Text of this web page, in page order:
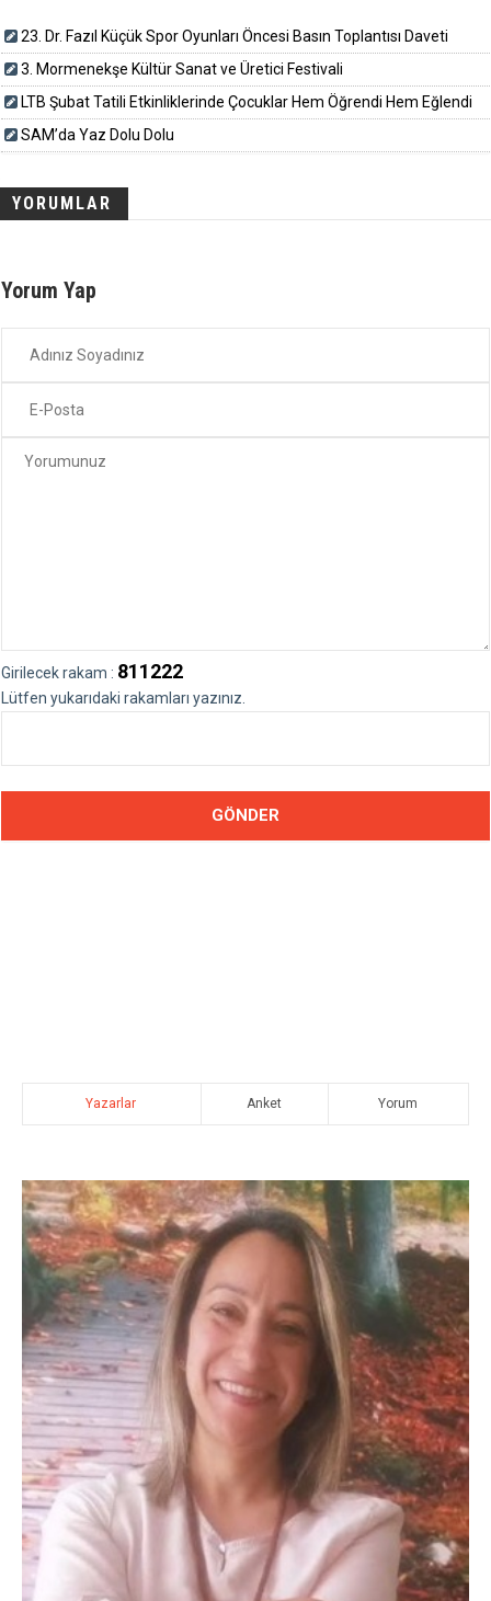
23. Dr. Fazıl Küçük Spor Oyunları Öncesi Basın Toplantısı Daveti
3. Mormenekşe Kültür Sanat ve Üretici Festivali
LTB Şubat Tatili Etkinliklerinde Çocuklar Hem Öğrendi Hem Eğlendi
SAM’da Yaz Dolu Dolu
YORUMLAR
Yorum Yap
Girilecek rakam : 811222
Lütfen yukarıdaki rakamları yazınız.
Yazarlar Anket Yorum